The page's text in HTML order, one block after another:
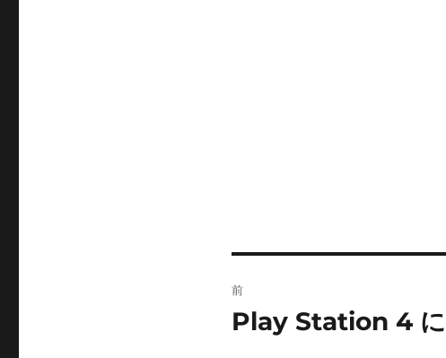
稿
前
前
Play Station 4